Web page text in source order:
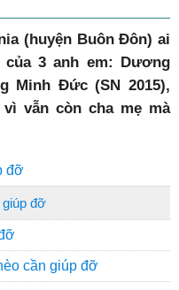
(huyện Buôn Đôn) ai
3 anh em: Dương
Minh Đức (SN 2015),
vẫn còn cha mẹ mà
đỡ
đỡ
cần giúp đỡ